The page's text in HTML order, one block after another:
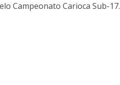
Campeonato Carioca Sub-17.